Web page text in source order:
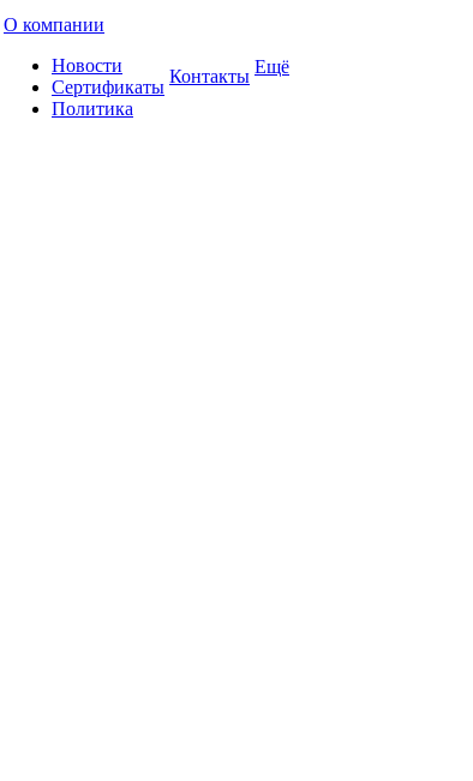
О компании
Новости
Сертификаты
Политика
Контакты Ещё